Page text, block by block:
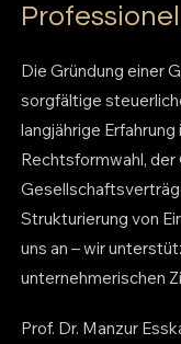
Die Gründung einer
sorgfältige
langjährige
Rechtsformwahl,
Strukturierung von
uns an – wir
unternehmerischen
Prof. Dr. Manzur